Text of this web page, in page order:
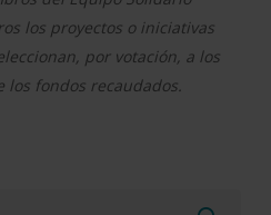
los proyectos o iniciativas
por votación, a los
los fondos recaudados.